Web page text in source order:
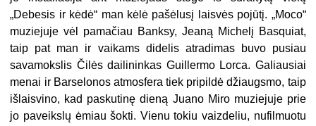
„Debesis ir kėdė“ man kėlė pašėlusį laisvės pojūtį. „Moco“
muziejuje vėl pamačiau Banksy, Jeaną Michelį Basquiat,
taip pat man ir vaikams didelis atradimas buvo pusiau
savamokslis Čilės dailininkas Guillermo Lorca. Galiausiai
menai ir Barselonos atmosfera tiek pripildė džiaugsmo, taip
išlaisvino, kad paskutinę dieną Juano Miro muziejuje prie
jo paveikslų ėmiau šokti. Vienu tokiu vaizdeliu, nufilmuotu